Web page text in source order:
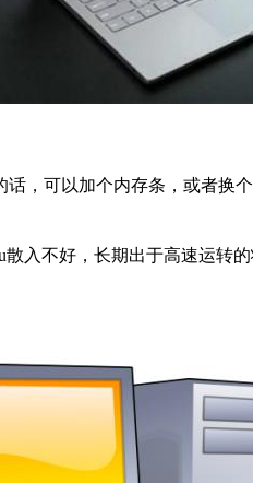
，可以加个内存条，或者换
入不好，长期出于高速运